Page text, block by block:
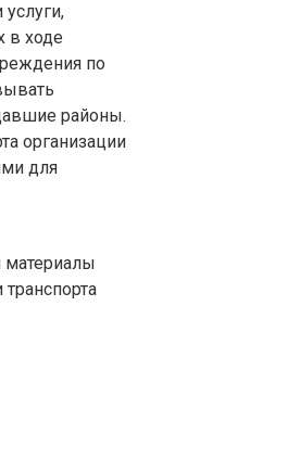
в ходе
по
районы.
организации
для
материалы